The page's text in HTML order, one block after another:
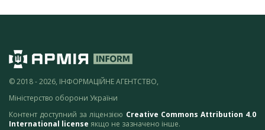
© 2018 - 2026, ІНФОРМАЦІЙНЕ АГЕНТСТВО,
Міністерство оборони України
Контент доступний за ліцензією Creative Commons Attribution 4.0
International license якщо не зазначено інше.